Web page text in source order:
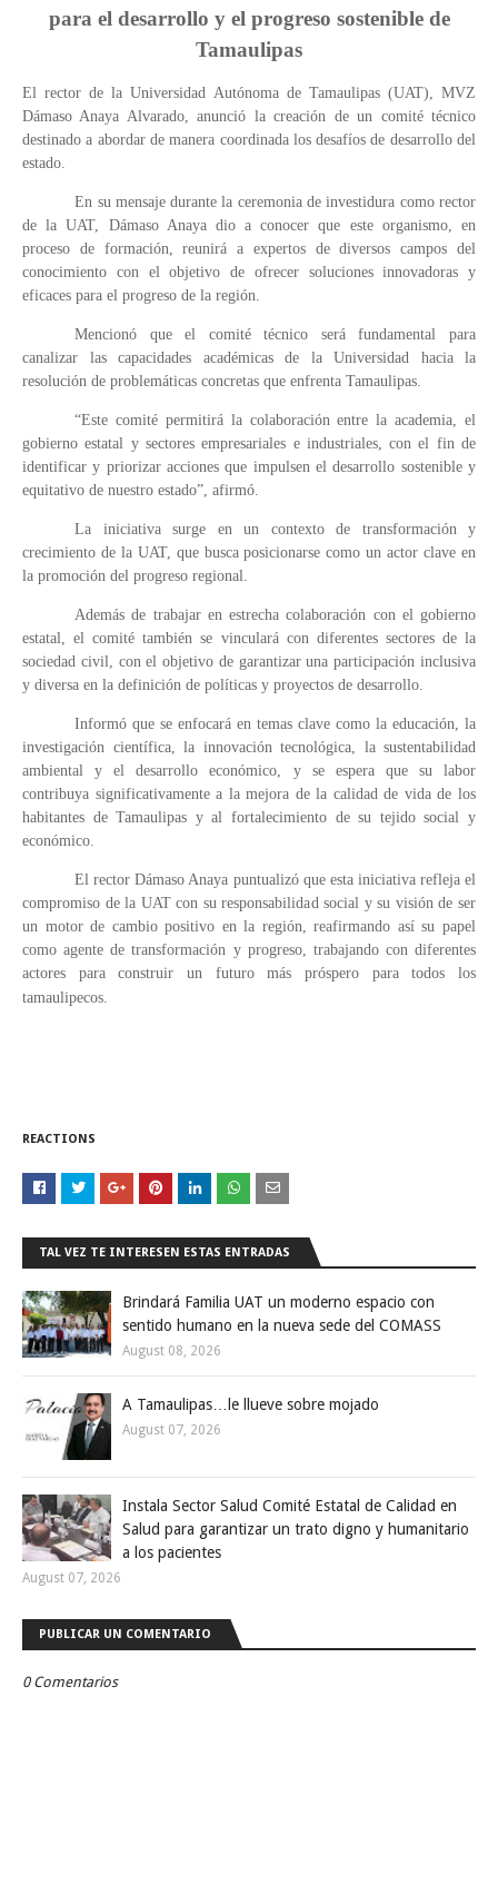
para el desarrollo y el progreso sostenible de
Tamaulipas
El rector de la Universidad Autónoma de Tamaulipas (UAT), MVZ
Dámaso Anaya Alvarado, anunció la creación de un comité técnico
destinado a abordar de manera coordinada los desafíos de desarrollo del
estado.
En su mensaje durante la ceremonia de investidura como rector
de la UAT, Dámaso Anaya dio a conocer que este organismo, en
proceso de formación, reunirá a expertos de diversos campos del
conocimiento con el objetivo de ofrecer soluciones innovadoras y
eficaces para el progreso de la región.
Mencionó que el comité técnico será fundamental para
canalizar las capacidades académicas de la Universidad hacia la
resolución de problemáticas concretas que enfrenta Tamaulipas.
“Este comité permitirá la colaboración entre la academia, el
gobierno estatal y sectores empresariales e industriales, con el fin de
identificar y priorizar acciones que impulsen el desarrollo sostenible y
equitativo de nuestro estado”, afirmó.
La iniciativa surge en un contexto de transformación y
crecimiento de la UAT, que busca posicionarse como un actor clave en
la promoción del progreso regional.
Además de trabajar en estrecha colaboración con el gobierno
estatal, el comité también se vinculará con diferentes sectores de la
sociedad civil, con el objetivo de garantizar una participación inclusiva
y diversa en la definición de políticas y proyectos de desarrollo.
Informó que se enfocará en temas clave como la educación, la
investigación científica, la innovación tecnológica, la sustentabilidad
ambiental y el desarrollo económico, y se espera que su labor
contribuya significativamente a la mejora de la calidad de vida de los
habitantes de Tamaulipas y al fortalecimiento de su tejido social y
económico.
El rector Dámaso Anaya puntualizó que esta iniciativa refleja el
compromiso de la UAT con su responsabilidad social y su visión de ser
un motor de cambio positivo en la región, reafirmando así su papel
como agente de transformación y progreso, trabajando con diferentes
actores para construir un futuro más próspero para todos los
tamaulipecos.
REACTIONS
TAL VEZ TE INTERESEN ESTAS ENTRADAS
Brindará Familia UAT un moderno espacio con
sentido humano en la nueva sede del COMASS
August 08, 2026
A Tamaulipas…le llueve sobre mojado
August 07, 2026
Instala Sector Salud Comité Estatal de Calidad en
Salud para garantizar un trato digno y humanitario
a los pacientes
August 07, 2026
PUBLICAR UN COMENTARIO
0 Comentarios